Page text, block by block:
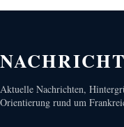
Aktuelle Nachrichten,
Orientierung rund um